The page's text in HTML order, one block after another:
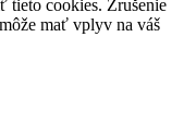
tieto cookies. Zrušenie
mať vplyv na váš